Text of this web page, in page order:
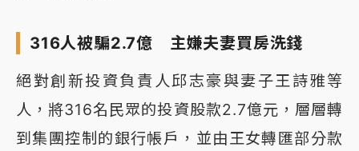
316人被騙2.7億 主嫌夫妻買房洗錢
絕對創新投資負責人邱志豪與妻子王詩雅等
人，將316名民眾的投資股款2.7億元，層層轉
到集團控制的銀行帳戶，並由王女轉匯部分款